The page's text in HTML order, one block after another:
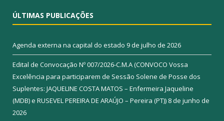
ÚLTIMAS PUBLICAÇÕES
Agenda externa na capital do estado 9 de julho de 2026
Edital de Convocação Nº 007/2026-C.M.A (CONVOCO Vossa
Excelência para participarem de Sessão Solene de Posse dos
Suplentes: JAQUELINE COSTA MATOS – Enfermeira Jaqueline
(MDB) e RUSEVEL PEREIRA DE ARAÚJO – Pereira (PT)) 8 de junho de
2026